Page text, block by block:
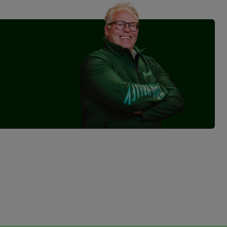
Dit workstation biedt een breed werkblad van bamboe,
het samenstellen van gerechten en zelfs voor het
goed past bij iedere buitenkeuken.
kruiden binnen handbereik, zodat je altijd georganiseerd
FSS.1200 niet alleen praktisch, maar ook een stijlvolle
nodig hebt binnen handbereik en de juiste materialen die